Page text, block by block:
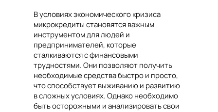
В условиях экономического кризиса
микрокредиты становятся важным
инструментом для людей и
предпринимателей, которые
сталкиваются с финансовыми
трудностями. Они позволяют получить
необходимые средства быстро и просто,
что способствует выживанию и развитию
в сложных условиях. Однако необходимо
быть осторожными и анализировать свои